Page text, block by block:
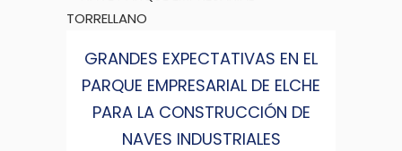
GRANDES EXPECTATIVAS EN EL
PARQUE EMPRESARIAL DE ELCHE
PARA LA CONSTRUCCIÓN DE
NAVES INDUSTRIALES